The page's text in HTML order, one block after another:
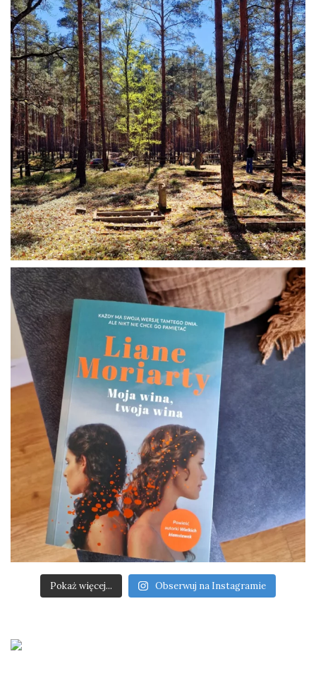
Pokaż więcej... Obserwuj na Instagramie